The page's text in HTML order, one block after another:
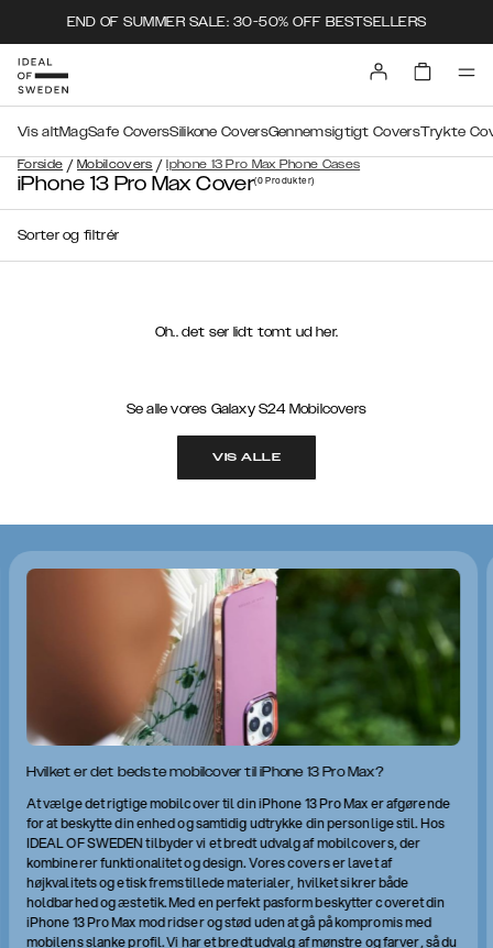
END OF SUMMER SALE: 30-50% OFF BESTSELLERS
Forside / Mobilcovers / Iphone 13 Pro Max Phone Cases
Vis altMagSafe CoversSilikone CoversGennemsigtigt CoversTrykte
iPhone 13 Pro Max Cover(0Produkter)
Sorter og filtrér
Oh.. det ser lidt tomt ud her.
Se alle vores Galaxy S24 Mobilcovers
VIS ALLE
Hvilket er det bedste mobilcover til iPhone 13 Pro Max?
At vælge det rigtige mobilcover til din iPhone 13 Pro Max er afgørende
for at beskytte din enhed og samtidig udtrykke din personlige stil. Hos
IDEAL OF SWEDEN tilbyder vi et bredt udvalg af mobilcovers, der
kombinerer funktionalitet og design. Vores covers er lavet af
højkvalitets og etisk fremstillede materialer, hvilket sikrer både
holdbarhed og æstetik. Med en perfekt pasform beskytter coveret din
iPhone 13 Pro Max mod ridser og stød uden at gå på kompromis med
mobilens slanke profil. Vi har et bredt udvalg af mønstre og farver, så du